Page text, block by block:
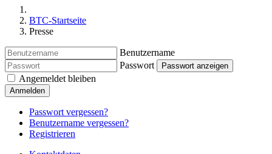
BTC-Startseite
Presse
Benutzername
Passwort
Passwort anzeigen
Angemeldet bleiben
Anmelden
Passwort vergessen?
Benutzername vergessen?
Registrieren